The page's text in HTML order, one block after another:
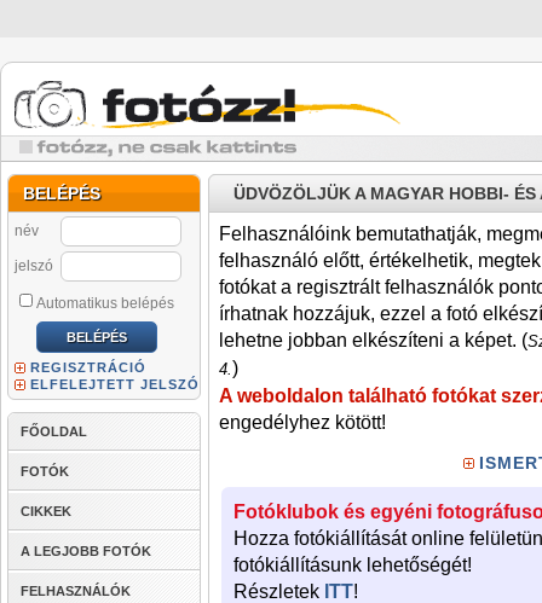
BELÉPÉS
név
jelszó
Automatikus belépés
REGISZTRÁCIÓ
ELFELEJTETT JELSZÓ
FŐOLDAL
FOTÓK
CIKKEK
A LEGJOBB FOTÓK
FELHASZNÁLÓK
ÜDVÖZÖLJÜK A MAGYAR HOBBI-
Felhasználóink bemutathatják,
felhasználó előtt, értékelhetik,
fotókat a regisztrált felhasználók
írhatnak hozzájuk, ezzel a fotó
lehetne jobban elkészíteni a képet. (
4.)
A weboldalon található fotókat
engedélyhez kötött!
Fotóklubok és egyéni
Hozza fotókiállítását online
fotókiállításunk lehetőségét!
Részletek ITT!